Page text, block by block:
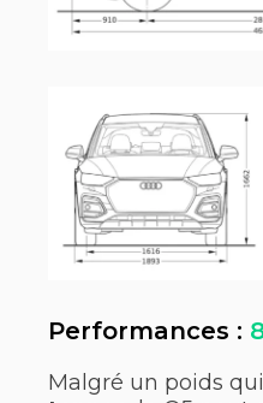
Performances :
Malgré un poids